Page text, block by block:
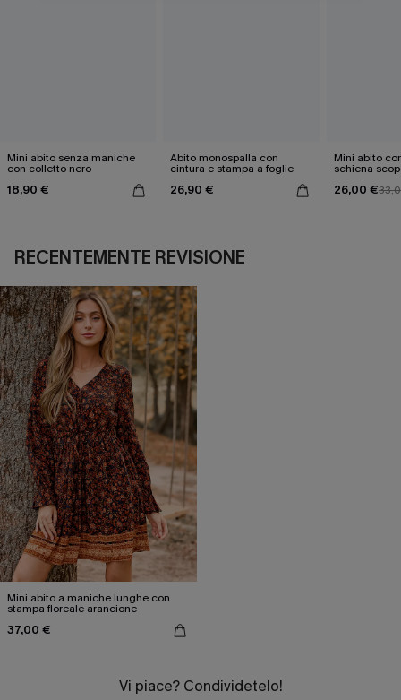
Mini abito senza maniche
con colletto nero
18,90 €
Abito monospalla con
cintura e stampa a foglie
26,90 €
Mini abito
schiena
26,00 €
RECENTEMENTE REVISIONE
Mini abito a maniche lunghe con
stampa floreale arancione
37,00 €
Vi piace? Condividetelo!